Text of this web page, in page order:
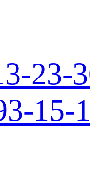
23-
15-